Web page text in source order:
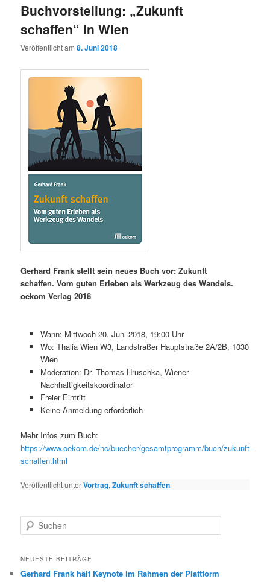
Buchvorstellung: „Zukunft
schaffen“ in Wien
Veröffentlicht am8. Juni 2018
Gerhard Frank stellt sein neues Buch vor: Zukunft
schaffen. Vom guten Erleben als Werkzeug des Wandels.
oekom Verlag 2018
Wann: Mittwoch 20. Juni 2018, 19:00 Uhr
Wo: Thalia Wien W3, Landstraßer Hauptstraße 2A/2B, 1030
Wien
Moderation: Dr. Thomas Hruschka, Wiener
Nachhaltigkeitskoordinator
Freier Eintritt
Keine Anmeldung erforderlich
Mehr Infos zum Buch:
https://www.oekom.de/nc/buecher/gesamtprogramm/buch/zukunft-
schaffen.html
Veröffentlicht unterVortrag,Zukunft schaffen
u
h
n
NEUESTE BEITRÄGE
Gerhard Frank hält Keynote im Rahmen der Plattform